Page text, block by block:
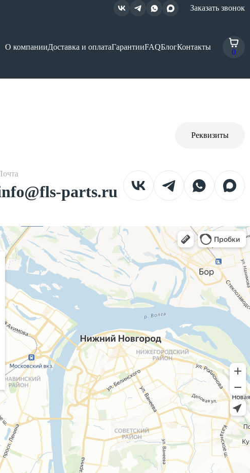
Заказать звонок
О компанииДоставка и оплатаГарантииFAQБлогКонтакты
0
Реквизиты
parts.ru